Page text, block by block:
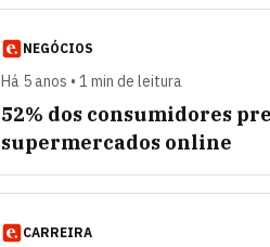
NEGÓCIOS
Há 5 anos • 1 min de leitura
52% dos consumidores
supermercados online
CARREIRA